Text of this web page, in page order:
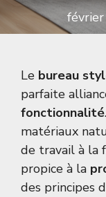
Le bureau
parfaite
fonctionnalité
matériaux
de travail à la
propice à la
des principes